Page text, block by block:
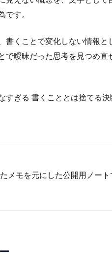
です。
書くことで変化しない情報と
で曖昧だった思考を見つめ直
すぎる 書くこととは捨てる
メモを元にした公開用ノー